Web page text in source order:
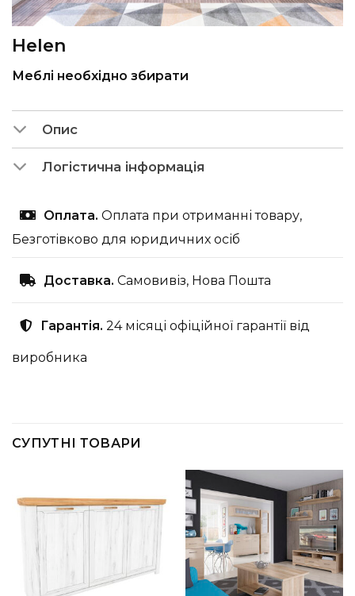
Helen
Меблі необхідно збирати
Опис
Логістична інформація
Оплата. Оплата при отриманні товару,
Безготівково для юридичних осіб
Доставка. Самовивіз, Нова Пошта
Гарантія. 24 місяці офіційної гарантії від
виробника
СУПУТНІ ТОВАРИ